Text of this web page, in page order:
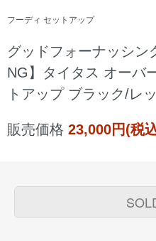
フーディ セットアップ
グッドフォーナッシン
NG】タイタス オーバ
トアップ ブラック/レ
販売価格 23,000円(税